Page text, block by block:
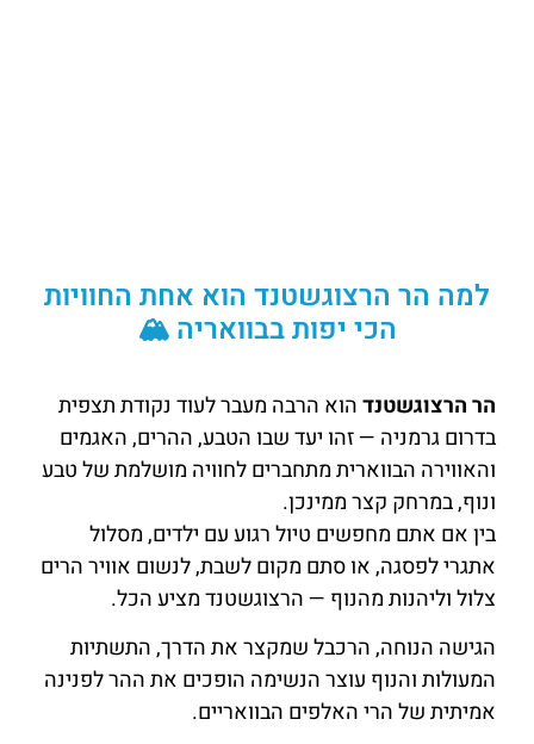
למה הר הרצוגשטנד הוא אחת החוויות
הכי יפות בבוואריה 🏔️
הר הרצוגשטנדהוא הרבה מעבר לעוד נקודת תצפית
בדרום גרמניה — זהו יעד שבו הטבע, ההרים, האגמים
והאווירה הבווארית מתחברים לחוויה מושלמת של טבע
ונוף, במרחק קצר ממינכן.
בין אם אתם מחפשים טיול רגוע עם ילדים, מסלול
אתגרי לפסגה, או סתם מקום לשבת, לנשום אוויר הרים
צלול וליהנות מהנוף — הרצוגשטנד מציע הכל.
הגישה הנוחה, הרכבל שמקצר את הדרך, התשתיות
המעולות והנוף עוצר הנשימה הופכים את ההר לפנינה
אמיתית של הרי האלפים הבוואריים.